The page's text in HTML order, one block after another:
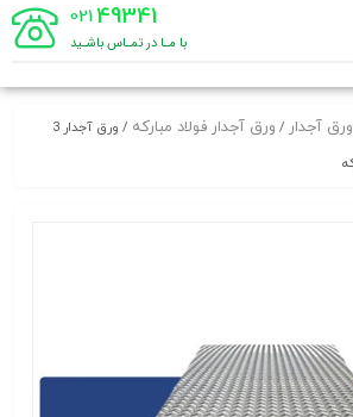
49341
021
با مـا در تمـاس باشـید
ورق آجدار / ورق آجدار فولاد مبارکه
/ ورق آجدار 3